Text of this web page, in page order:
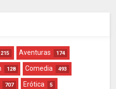
215 Aventuras 174
128 Comedia 493
707 Erótica 5